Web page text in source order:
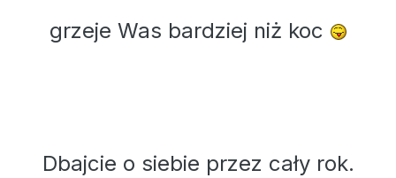
grzeje Was bardziej niż koc
Dbajcie o siebie przez cały rok.